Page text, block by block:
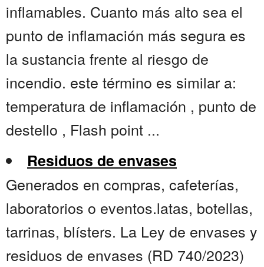
inflamables. Cuanto más alto sea el
punto de inflamación más segura es
la sustancia frente al riesgo de
incendio. este término es similar a:
temperatura de inflamación , punto de
destello , Flash point ...
Residuos de envases
Generados en compras, cafeterías,
laboratorios o eventos.latas, botellas,
tarrinas, blísters. La Ley de envases y
residuos de envases (RD 740/2023)